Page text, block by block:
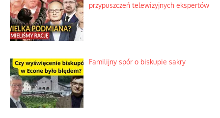
przypuszczeń telewizyjnych ekspertów
Familijny spór o biskupie sakry